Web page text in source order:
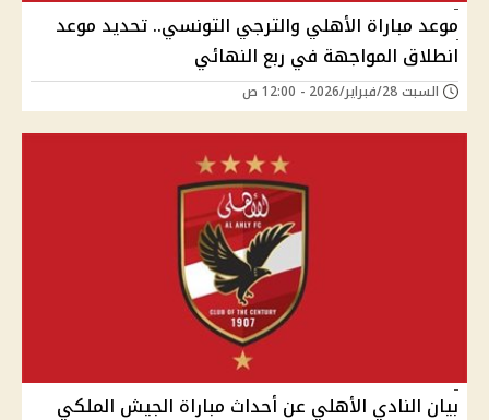
موعد مباراة الأهلي والترجي التونسي.. تحديد موعد
انطلاق المواجهة في ربع النهائي
السبت 28/فبراير/2026 - 12:00 ص
بيان النادي الأهلي عن أحداث مباراة الجيش الملكي